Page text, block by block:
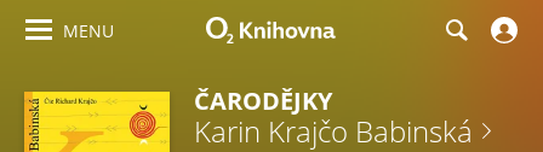
MENU
ČARODĚJKY
Karin Krajčo Babinská